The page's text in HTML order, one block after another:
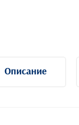
Описание